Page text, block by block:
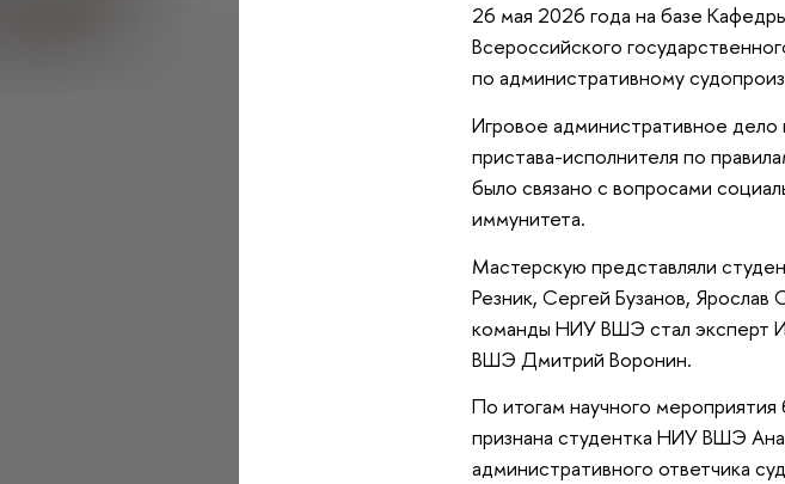
26 мая 2026 года на базе
Всероссийского
по административному
Игровое административное дело
пристава-исполнителя по
было связано с вопросами
иммунитета.
Мастерскую представляли
Резник, Сергей Бузанов,
команды НИУ ВШЭ стал эксперт
ВШЭ Дмитрий Воронин.
По итогам научного
признана студентка НИУ ВШЭ
административного ответчика